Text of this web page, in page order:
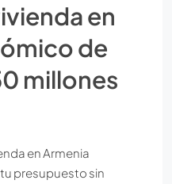
en
de
millones
en Armenia
presupuesto sin